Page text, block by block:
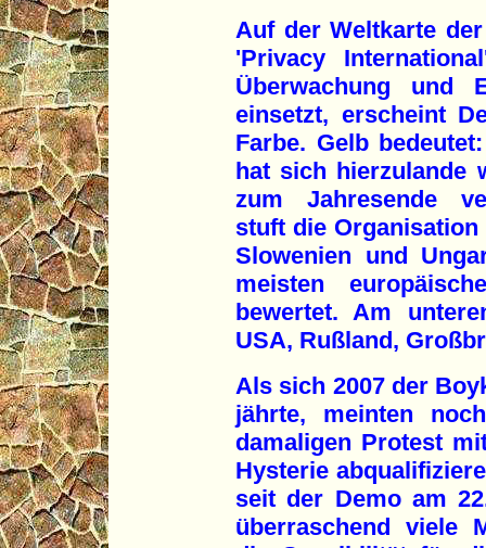
Auf der Weltkarte
'Privacy
Überwachung und
einsetzt, erscheint
Farbe. Gelb
hat sich hierzulande
zum Jahresende
stuft die
Slowenien und
meisten
bewertet. Am
USA, Rußland,
Als sich 2007 der
jährte, meinten
damaligen Protest
Hysterie
seit der Demo am
überraschend viele